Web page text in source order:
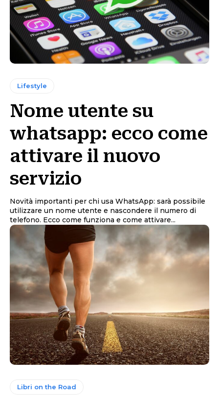
Lifestyle
Nome utente su
whatsapp: ecco come
attivare il nuovo
servizio
Novità importanti per chi usa WhatsApp: sarà possibile
utilizzare un nome utente e nascondere il numero di
telefono. Ecco come funziona e come attivare...
Libri on the Road